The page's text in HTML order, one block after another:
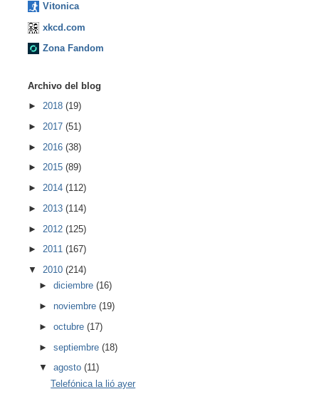
Vitonica
xkcd.com
Zona Fandom
Archivo del blog
► 2018 (19)
► 2017 (51)
► 2016 (38)
► 2015 (89)
► 2014 (112)
► 2013 (114)
► 2012 (125)
► 2011 (167)
▼ 2010 (214)
►diciembre(16)
►noviembre(19)
►octubre(17)
►septiembre(18)
▼agosto(11)
Telefónica la lió ayer